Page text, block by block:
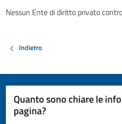
Nessun Ente di diritto privato
Indietro
Quanto sono chiare le
pagina?